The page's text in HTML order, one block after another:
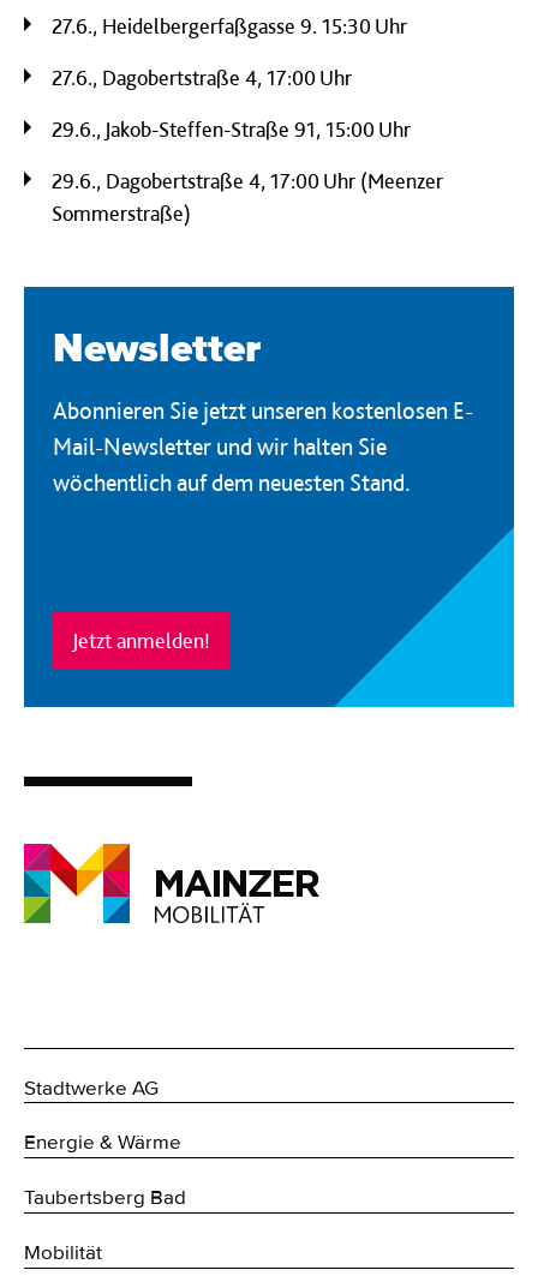
27.6., Heidelbergerfaßgasse 9. 15:30 Uhr
27.6., Dagobertstraße 4, 17:00 Uhr
29.6., Jakob-Steffen-Straße 91, 15:00 Uhr
29.6., Dagobertstraße 4, 17:00 Uhr (Meenzer
Sommerstraße)
Newsletter
Abonnieren Sie jetzt unseren kostenlosen E-
Mail-Newsletter und wir halten Sie
wöchentlich auf dem neuesten Stand.
Jetzt anmelden!
Stadtwerke AG
Energie & Wärme
Taubertsberg Bad
Mobilität